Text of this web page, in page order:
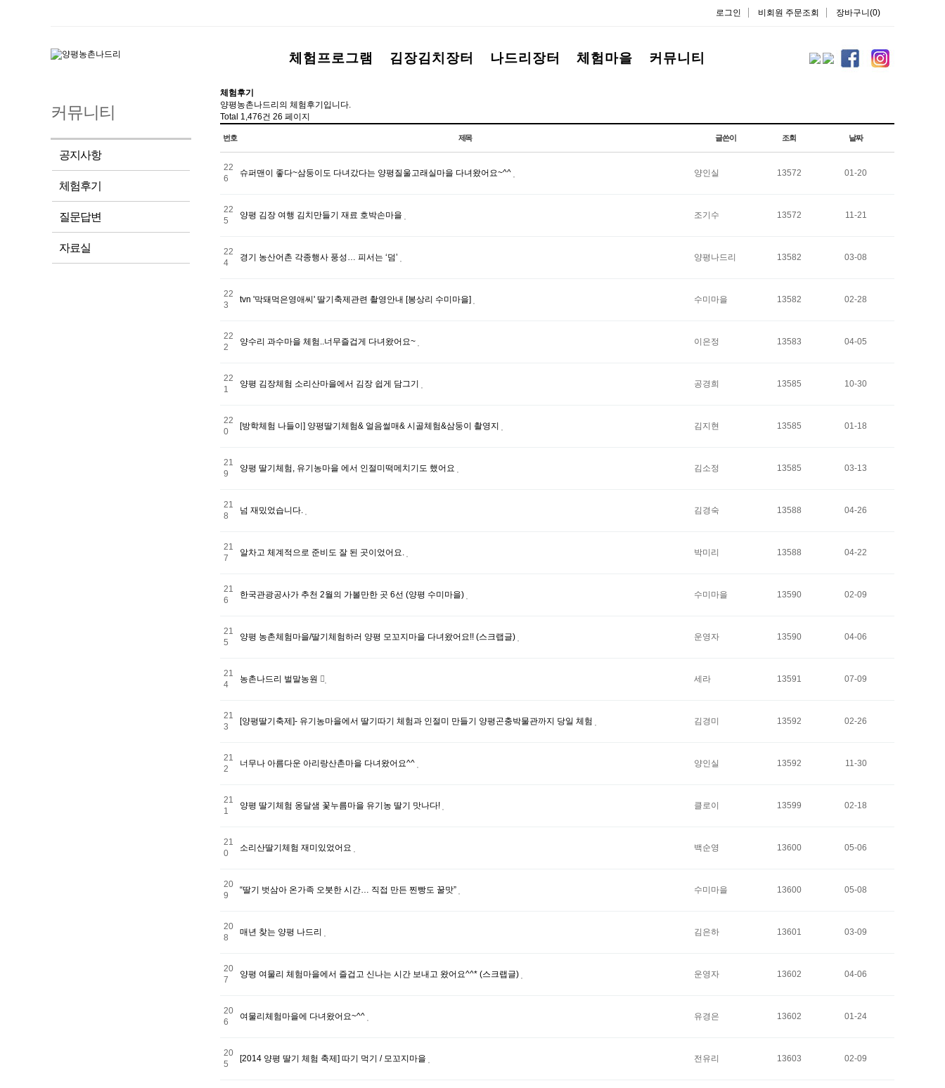
로그인 비회원 주문조회 장바구니(0)
체험프로그램 김장김치장터 나드리장터 체험마을 커뮤니티
커뮤니티
공지사항
체험후기
질문답변
자료실
체험후기
양평농촌나드리의 체험후기입니다.
Total 1,476건 26 페이지
번호 제목 글쓴이 조회 날짜
22
6
슈퍼맨이 좋다~삼둥이도 다녀갔다는 양평질울고래실마을 다녀왔어요~^^ 양인실 13572 01-20
22
5
양평 김장 여행 김치만들기 재료 호박손마을 조기수 13572 11-21
22
4
경기 농산어촌 각종행사 풍성… 피서는 ‘덤’ 양평나드리 13582 03-08
22
3
tvn '막돼먹은영애씨' 딸기축제관련 촬영안내 [봉상리 수미마을] 수미마을 13582 02-28
22
2
양수리 과수마을 체험..너무즐겁게 다녀왔어요~ 이은정 13583 04-05
22
1
양평 김장체험 소리산마을에서 김장 쉽게 담그기 공경희 13585 10-30
22
0
[방학체험 나들이] 양평딸기체험& 얼음썰매& 시골체험&삼둥이 촬영지 김지현 13585 01-18
21
9
양평 딸기체험, 유기농마을 에서 인절미떡메치기도 했어요 김소정 13585 03-13
21
8
넘 재밌었습니다. 김경숙 13588 04-26
21
7
알차고 체계적으로 준비도 잘 된 곳이었어요. 박미리 13588 04-22
21
6
한국관광공사가 추천 2월의 가볼만한 곳 6선 (양평 수미마을) 수미마을 13590 02-09
21
5
양평 농촌체험마을/딸기체험하러 양평 모꼬지마을 다녀왔어요!! (스크랩글) 운영자 13590 04-06
21
4
농촌나드리 벌말농원 세라 13591 07-09
21
3
[양평딸기축제]- 유기농마을에서 딸기따기 체험과 인절미 만들기 양평곤충박물관까지 당일 체험 김경미 13592 02-26
21
2
너무나 아름다운 아리랑산촌마을 다녀왔어요^^ 양인실 13592 11-30
21
1
양평 딸기체험 옹달샘 꽃누름마을 유기농 딸기 맛나다! 클로이 13599 02-18
21
0
소리산딸기체험 재미있었어요 백순영 13600 05-06
20
9
“딸기 벗삼아 온가족 오붓한 시간… 직접 만든 찐빵도 꿀맛” 수미마을 13600 05-08
20
8
매년 찾는 양평 나드리 김은하 13601 03-09
20
7
양평 여물리 체험마을에서 즐겁고 신나는 시간 보내고 왔어요^^* (스크랩글) 운영자 13602 04-06
20
6
여물리체험마을에 다녀왔어요~^^ 유경은 13602 01-24
20
5
[2014 양평 딸기 체험 축제] 따기 먹기 / 모꼬지마을 전유리 13603 02-09